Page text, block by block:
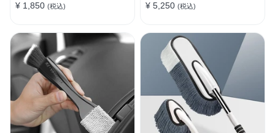
¥ 1,850 (税込) ¥ 5,250 (税込)